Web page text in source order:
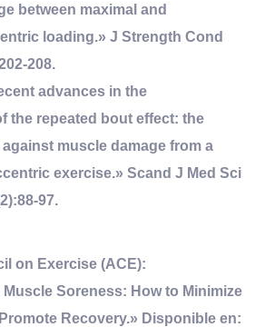
between maximal and
loading.» J Strength Cond
208.
advances in the
the repeated bout effect: the
muscle damage from a
exercise.» Scand J Med Sci
97.
on Exercise (ACE):
Soreness: How to Minimize
Recovery.» Disponible en: